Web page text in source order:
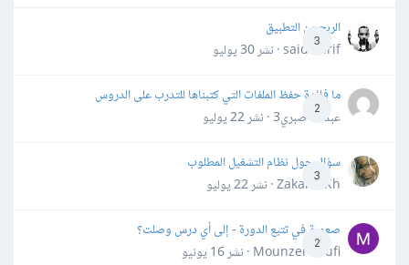
3
الربح من التطبيق
said darif · نشر
30 يوليو
2
ما فائدة حفظ الملفات التي كتبناها للتدرب على الدروس
عبدالله صبري3 · نشر
22 يوليو
3
سؤال حول نظام التشغيل المطلوب
Zakaria Kh · نشر
22 يوليو
2
صعوبة في تتبع الدورة - إلى أي درس وصلت؟
Mounzer Soufi · نشر
16 يونيو